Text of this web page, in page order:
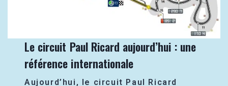
Le circuit Paul Ricard aujourd’hui : une
référence internationale
Aujourd’hui, le circuit Paul Ricard